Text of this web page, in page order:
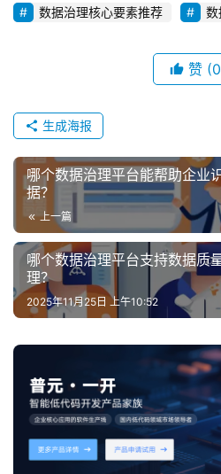
数据治理核心要素推荐
数
赞
生成海报
哪个数据治理平台能帮助企业
据？
上一篇
哪个数据治理平台支持数据质
理？
2025年11月25日 上午10:52